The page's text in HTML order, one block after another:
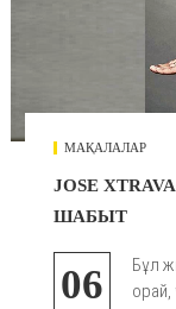
МАҚАЛАЛАР
JOSE
ШАБЫТ
06
Бұл